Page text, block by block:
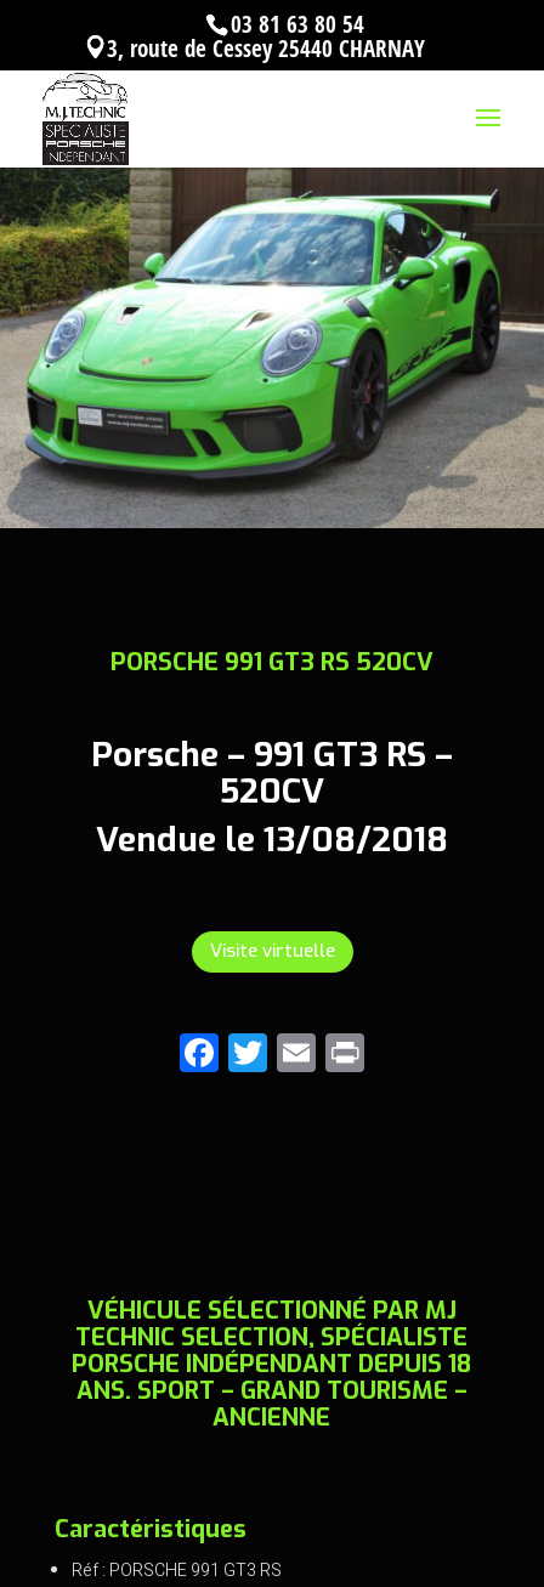
03 81 63 80 54
3, route de Cessey 25440 CHARNAY
PORSCHE 991 GT3 RS 520CV
Porsche – 991 GT3 RS –
520CV
Vendue le 13/08/2018
Visite virtuelle
F
a
k
T
wi
E
m
VÉHICULE SÉLECTIONNÉ PAR MJ
TECHNIC SELECTION, SPÉCIALISTE
PORSCHE INDÉPENDANT DEPUIS 18
ANS. SPORT – GRAND TOURISME –
ANCIENNE
Caractéristiques
Réf : PORSCHE 991 GT3 RS